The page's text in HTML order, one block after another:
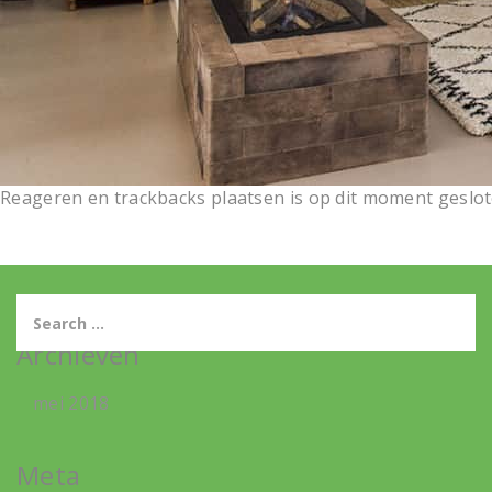
Reageren en trackbacks plaatsen is op dit moment
Archieven
mei 2018
Meta